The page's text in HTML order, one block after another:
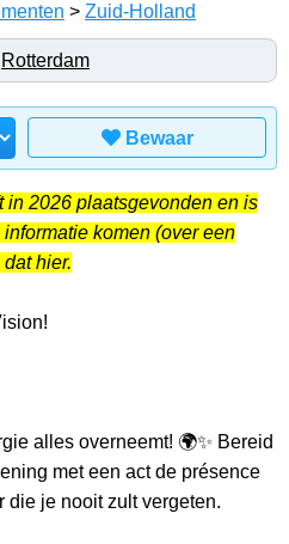
> Zuid-Holland
Rotterdam
Bewaar
in 2026 plaatsgevonden en is
komen (over een
hier.
alles overneemt! 🌍✨ Bereid
met een act de présence
die je nooit zult vergeten.